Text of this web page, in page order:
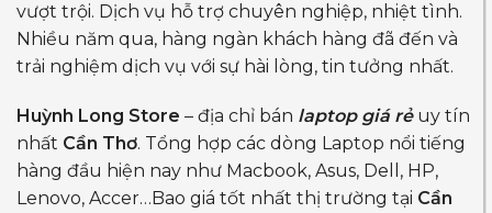
vượt trội. Dịch vụ hỗ trợ chuyên nghiệp, nhiệt tình.
Nhiều năm qua, hàng ngàn khách hàng đã đến và
trải nghiệm dịch vụ với sự hài lòng, tin tưởng nhất.
Huỳnh Long Store – địa chỉ bán laptop giá rẻuy tín
nhất Cần Thơ. Tổng hợp các dòng Laptop nổi tiếng
hàng đầu hiện nay như Macbook, Asus, Dell, HP,
Lenovo, Accer…Bao giá tốt nhất thị trường tại Cần